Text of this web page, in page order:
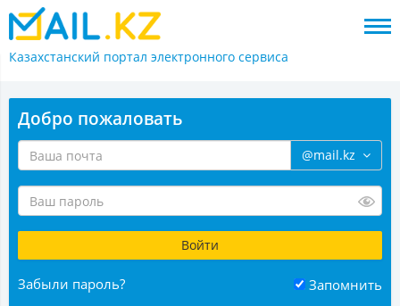
Казахстанский портал электронного сервиса
Добро пожаловать
@mail.kz
Забыли пароль? Запомнить